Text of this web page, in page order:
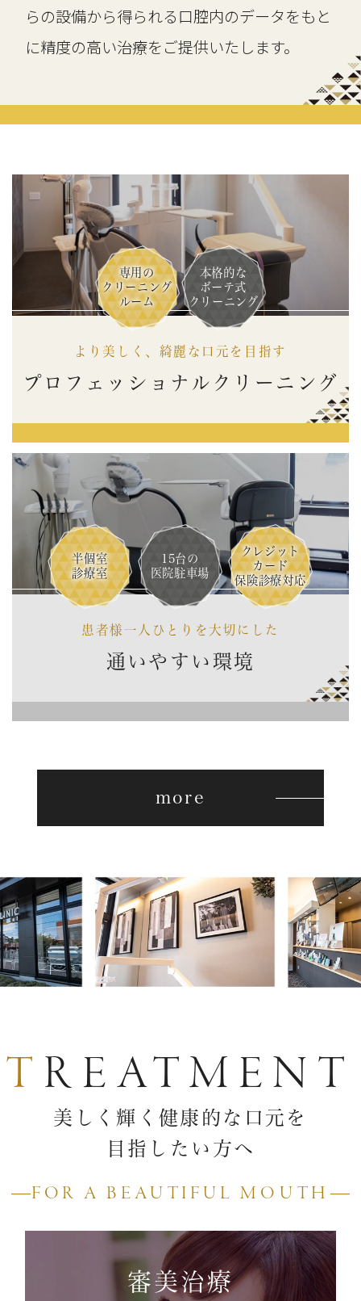
らの設備から得られる口腔内のデータをもと
に精度の高い治療をご提供いたします。
専用の
クリーニング
ルーム
本格的な
ボーテ式
クリーニング
より美しく、綺麗な口元を目指す
プロフェッショナルクリーニング
半個室
診療室
15台の
医院駐車場
クレジット
カード
保険診療対応
患者様一人ひとりを大切にした
通いやすい環境
more
TREATMENT
美しく輝く健康的な口元を
目指したい方へ
FOR A BEAUTIFUL MOUTH
審美治療